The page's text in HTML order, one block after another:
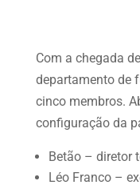
Com a chegada
departamento de
cinco membros.
configuração da
Betão – diretor
Léo Franco –